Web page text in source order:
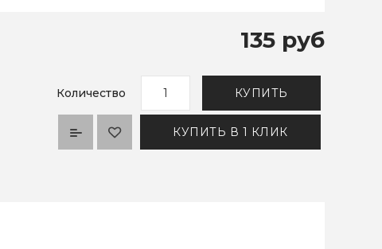
135 руб
Количество КУПИТЬ
КУПИТЬ В 1 КЛИК